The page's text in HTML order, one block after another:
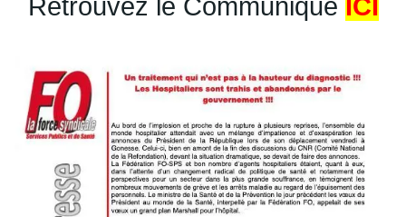
Retrouvez le Communiqué ICI